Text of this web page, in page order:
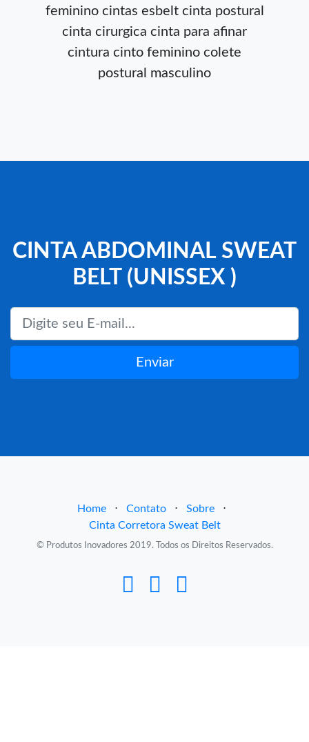
feminino cintas esbelt cinta postural
cinta cirurgica cinta para afinar
cintura cinto feminino colete
postural masculino
CINTA ABDOMINAL SWEAT
BELT (UNISSEX )
Enviar
Home ⋅ Contato ⋅ Sobre
⋅
Cinta Corretora Sweat Belt
© Produtos Inovadores 2019. Todos os Direitos Reservados.